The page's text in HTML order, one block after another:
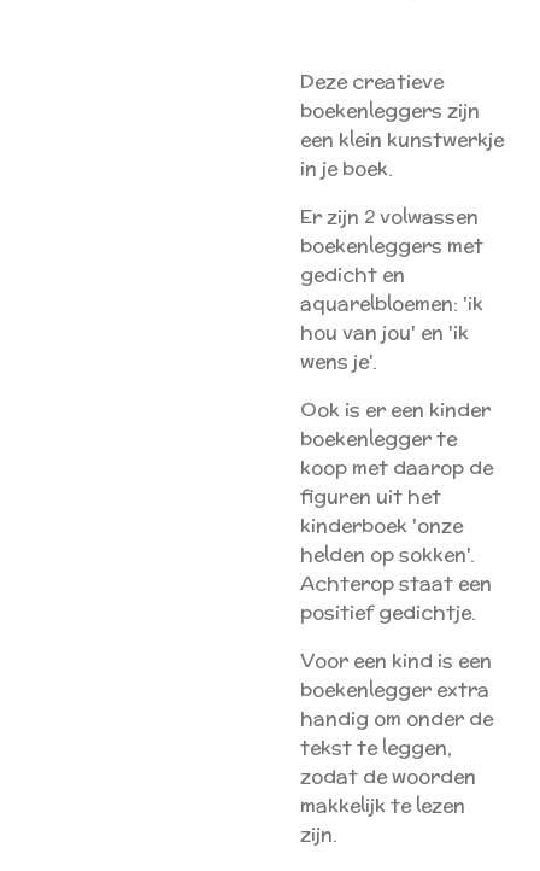
Deze creatieve
boekenleggers zijn
een klein kunstwerkje
in je boek.
Er zijn 2 volwassen
boekenleggers met
gedicht en
aquarelbloemen: 'ik
hou van jou' en 'ik
wens je'.
Ook is er een kinder
boekenlegger te
koop met daarop de
figuren uit het
kinderboek 'onze
helden op sokken'.
Achterop staat een
positief gedichtje.
Voor een kind is een
boekenlegger extra
handig om onder de
tekst te leggen,
zodat de woorden
makkelijk te lezen
zijn.